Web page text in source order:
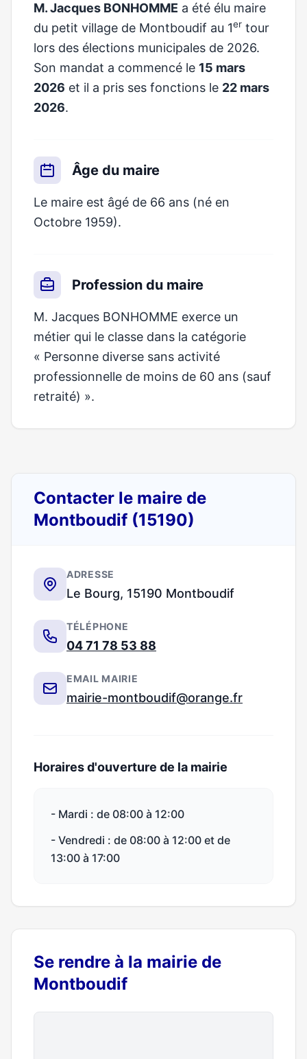
M. Jacques BONHOMME a été élu maire
du petit village de Montboudif au 1er tour
lors des élections municipales de 2026.
Son mandat a commencé le 15 mars
2026 et il a pris ses fonctions le 22 mars
2026.
Âge du maire
Le maire est âgé de 66 ans (né en
Octobre 1959).
Profession du maire
M. Jacques BONHOMME exerce un
métier qui le classe dans la catégorie
« Personne diverse sans activité
professionnelle de moins de 60 ans (sauf
retraité) ».
Contacter le maire de
Montboudif (15190)
ADRESSE
Le Bourg, 15190 Montboudif
TÉLÉPHONE
04 71 78 53 88
EMAIL MAIRIE
mairie-montboudif@orange.fr
Horaires d'ouverture de la mairie
- Mardi : de 08:00 à 12:00
- Vendredi : de 08:00 à 12:00 et de
13:00 à 17:00
Se rendre à la mairie de
Montboudif